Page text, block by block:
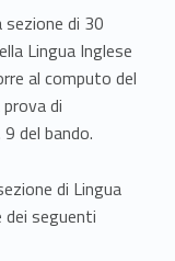
sezione di 30
Lingua Inglese
al computo del
di
del bando.
di Lingua
dei seguenti